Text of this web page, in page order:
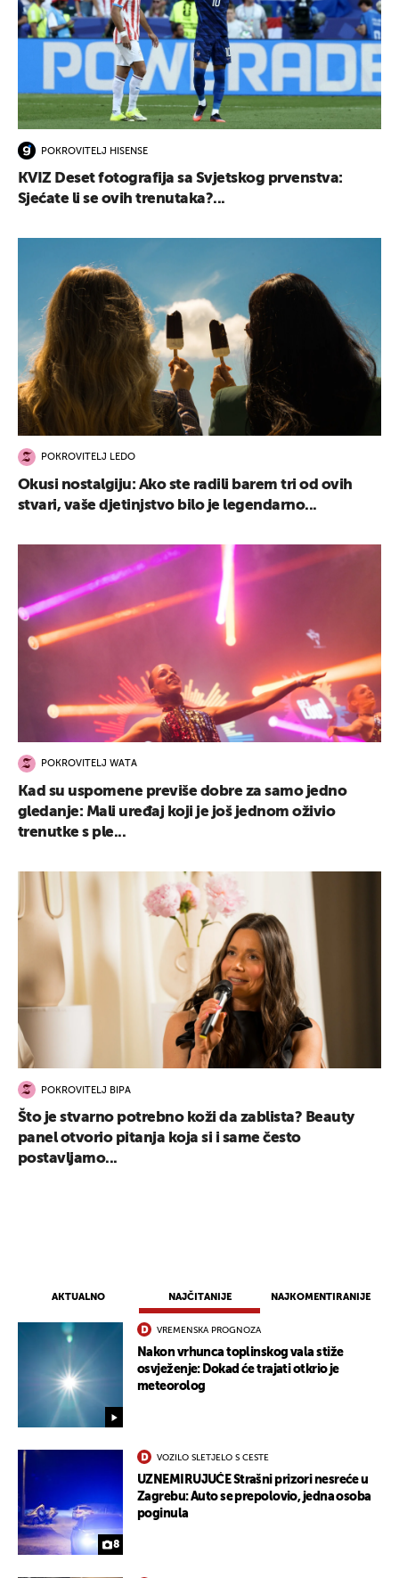
AKTUALNO NAJČITANIJE NAJKOMENTIRANIJE
VREMENSKA PROGNOZA
Nakon vrhunca toplinskog vala stiže
osvježenje: Dokad će trajati otkrio je
meteorolog
8
VOZILO SLETJELO S CESTE
UZNEMIRUJUĆE Strašni prizori nesreće u
Zagrebu: Auto se prepolovio, jedna osoba
poginula
POKROVITELJ HISENSE
KVIZ Deset fotografija sa Svjetskog prvenstva:
Sjećate li se ovih trenutaka?...
POKROVITELJ LEDO
Okusi nostalgiju: Ako ste radili barem tri od ovih
stvari, vaše djetinjstvo bilo je legendarno...
POKROVITELJ WATA
Kad su uspomene previše dobre za samo jedno
gledanje: Mali uređaj koji je još jednom oživio
trenutke s ple...
POKROVITELJ BIPA
Što je stvarno potrebno koži da zablista? Beauty
panel otvorio pitanja koja si i same često
postavljamo...